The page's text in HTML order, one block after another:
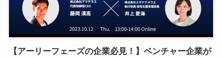
【アーリーフェーズの企業必見！】ベンチャー企業が